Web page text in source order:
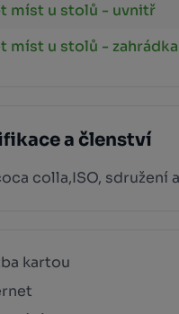
míst u stolů - uvnitř
míst u stolů - zahrádka
a členství
colla,ISO, sdružení
kartou